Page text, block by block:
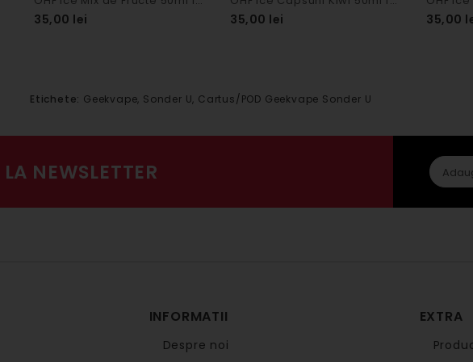
35,00 lei 35,00 lei 35,00
Etichete: Geekvape, Sonder U, Cartus/POD Geekvape Sonder U
NEWSLETTER
INFORMATII
Despre noi
EXTRA